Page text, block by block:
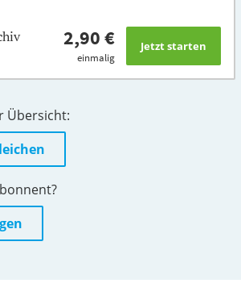
2,90 €
einmalig
Übersicht: